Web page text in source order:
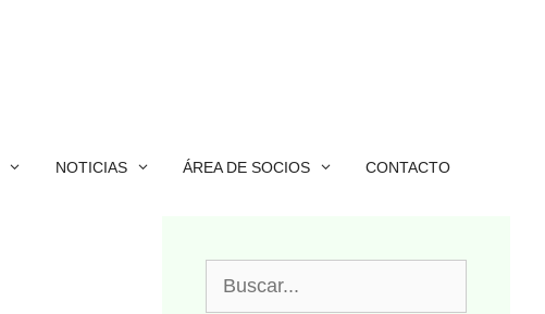
NOTICIAS ÁREA DE SOCIOS CONTACTO